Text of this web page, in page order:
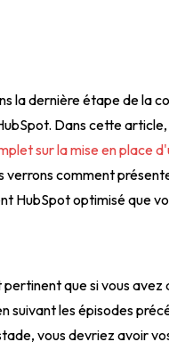
la dernière étape de la
Dans cette
sur la mise en place
verrons comment
HubSpot optimisé que
pertinent que si vous avez
suivant les épisodes
vous devriez avoir